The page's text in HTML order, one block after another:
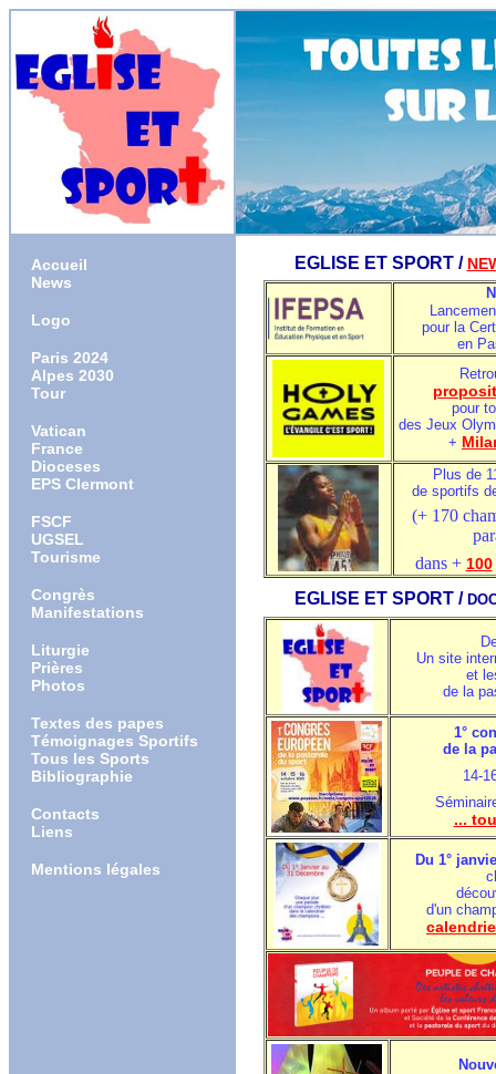
Accueil
News
Logo
Paris 2024
Alpes 2030
Tour
Vatican
France
Dioceses
EPS Clermont
FSCF
UGSEL
Tourisme
Congrès
Manifestations
Liturgie
Prières
Photos
Textes des papes
Témoignages Sportifs
Tous les Sports
Bibliographie
Contacts
Liens
Mentions légales
EGLISE ET SPORT /
pour la
en
pour
des Jeux
+
Plus de
de sportifs
(+ 170
dans + 100
EGLISE ET SPORT /
Un site
et
de la
1°
de la
14-
...
Du 1°
d'un